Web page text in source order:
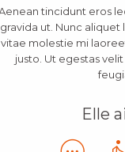
tincidunt eros
gravida ut. Nunc
vitae molestie mi
justo. Ut egestas
Elle